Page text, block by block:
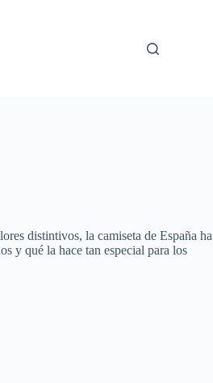
distintivos, la camiseta de España ha
y qué la hace tan especial para los